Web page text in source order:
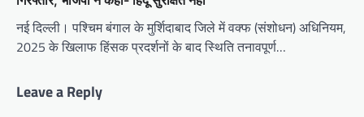
नई दिल्ली। पश्चिम बंगाल के मुर्शिदाबाद जिले में वक्फ (संशोधन) अधिनियम,
2025 के खिलाफ हिंसक प्रदर्शनों के बाद स्थिति तनावपूर्ण…
Leave a Reply